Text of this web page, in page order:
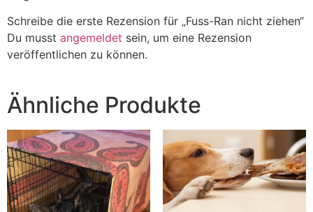
Schreibe die erste Rezension für „Fuss-Ran nicht ziehen“
Du musst angemeldet sein, um eine Rezension
veröffentlichen zu können.
Ähnliche Produkte